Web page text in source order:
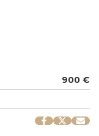
900 €